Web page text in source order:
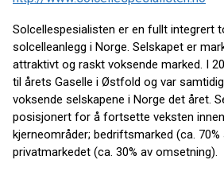
Solcellespesialisten er en fullt integrert
solcelleanlegg i Norge. Selskapet er
attraktivt og raskt voksende marked. I
til årets Gaselle i Østfold og var
voksende selskapene i Norge det året.
posisjonert for å fortsette veksten
kjerneområder; bedriftsmarked (ca.
privatmarkedet (ca. 30% av omsetning).